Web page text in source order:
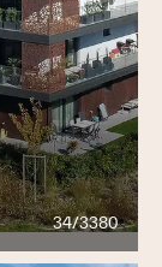
34/3380